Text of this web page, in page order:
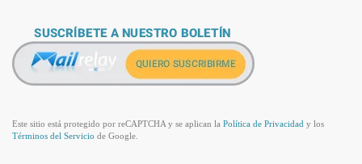
Este sitio está protegido por reCAPTCHA y se aplican la Política de Privacidad y los
Términos del Servicio de Google.